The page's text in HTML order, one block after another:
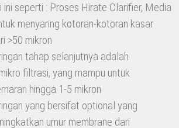
ini seperti : Proses Hirate Clarifier, Media
menyaring kotoran-kotoran kasar
>50 mikron
tahap selanjutnya adalah
filtrasi, yang mampu untuk
hingga 1-5 mikron
yang bersifat optional yang
umur membrane dari